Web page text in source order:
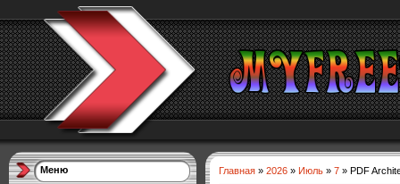
Меню Главная » 2026 » Июль » 7 » PDF